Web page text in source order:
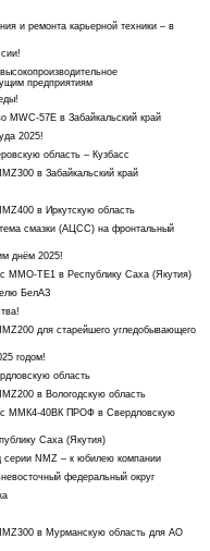
и ремонта карьерной техники – в
предприятиям
MWC-57E в Забайкальский край
2025!
область – Кузбасс
в Забайкальский край
в Иркутскую область
смазки (АЦСС) на фронтальный
днём 2025!
MMO-TE1 в Республику Саха (Якутия)
БелАЗ
для старейшего угледобывающего
годом!
область
в Вологодскую область
ММК4-40ВК ПРОФ в Свердловскую
Саха (Якутия)
серии NMZ – к юбилею компании
федеральный округ
в Мурманскую область для АО